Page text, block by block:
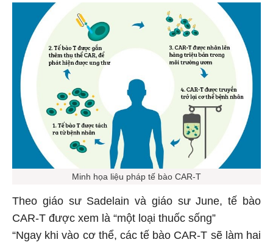
Minh họa liệu pháp tế bào CAR-T
Theo giáo sư Sadelain và giáo sư June, tế bào
CAR-T được xem là “một loại thuốc sống”
“Ngay khi vào cơ thể, các tế bào CAR-T sẽ làm hai